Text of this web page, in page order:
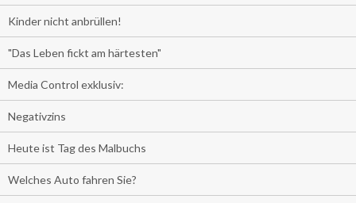
Kinder nicht anbrüllen!
"Das Leben fickt am härtesten"
Media Control exklusiv:
Negativzins
Heute ist Tag des Malbuchs
Welches Auto fahren Sie?